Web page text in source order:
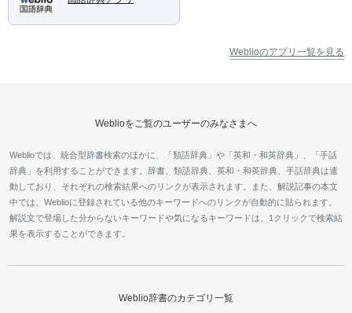
Weblioのアプリ一覧を見る
Weblioをご覧のユーザーのみなさまへ
Weblioでは、統合型辞書検索のほかに、「類語辞典」や「英和・和英辞典」、「手話
辞典」を利用することができます。辞書、類語辞典、英和・和英辞典、手話辞典は連
動しており、それぞれの検索結果へのリンクが表示されます。また、解説記事の本文
中では、Weblioに登録されている他のキーワードへのリンクが自動的に貼られます。
解説文で登場した分からないキーワードや気になるキーワードは、1クリックで検索結
果を表示することができます。
Weblio辞書のカテゴリ一覧